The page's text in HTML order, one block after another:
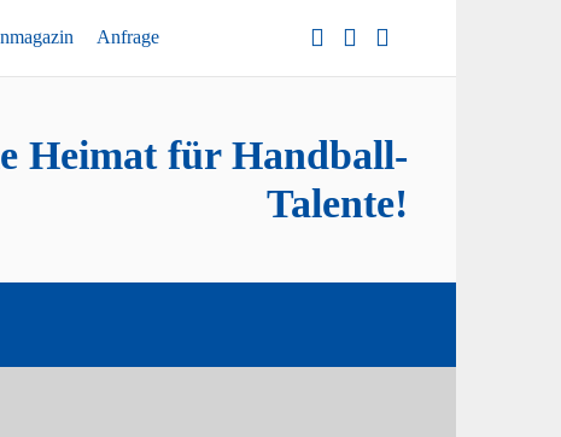
Anfrage
Heimat für Handball-
Talente!